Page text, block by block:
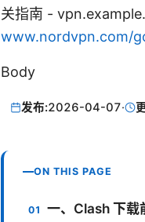
关指南 -
www.nordvpn.com/
Body
发布:2026-04-07·
ON THIS PAGE
一、Clash 下载